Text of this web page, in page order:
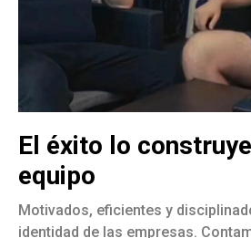
El éxito lo
equipo
Motivados, eficientes y
identidad de las empresas.